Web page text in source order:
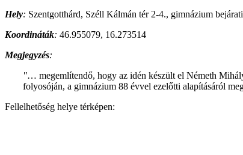
Hely: Szentgotthárd, Széll Kálmán tér 2-4., gimnázium
Koordináták: 46.955079, 16.273514
Megjegyzés:
"… megemlítendő, hogy az idén készült el Németh
folyosóján, a gimnázium 88 évvel ezelőtti alapításáról
Fellelhetőség helye térképen: